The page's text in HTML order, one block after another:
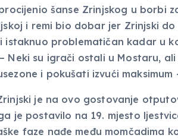
šanse Zrinjskog u borbi
i remi bio dobar jer Zrinjski
istaknuo problematičan kadar u
Neki su igrači ostali u Mostaru,
i pokušati izvući maksimum
je na ovo gostovanje
je postavilo na 19. mjesto
faze nađe među momčadima